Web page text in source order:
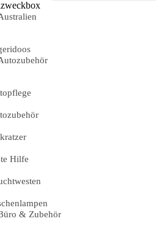
Hilfe
& Zubehör